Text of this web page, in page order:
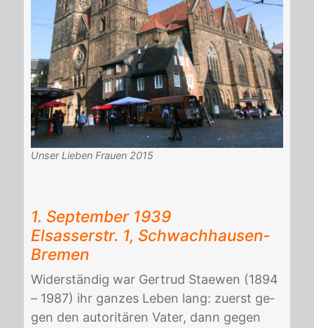
Unser Lieben Frauen 2015
1. Sep­tem­ber 1939
El­sas­ser­str. 1, Schwach­hau­sen-
Bre­men
Wi­der­stän­dig war Ger­trud Stae­wen (1894
– 1987) ihr gan­zes Le­ben lang: zu­erst ge­
gen den au­to­ri­tä­ren Va­ter, dann ge­gen